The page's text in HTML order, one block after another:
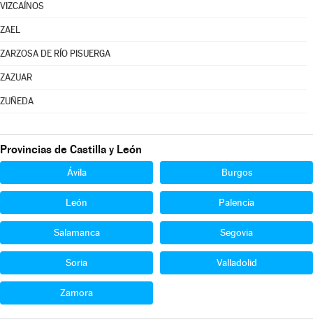
VIZCAÍNOS
ZAEL
ZARZOSA DE RÍO PISUERGA
ZAZUAR
ZUÑEDA
Provincias de Castilla y León
Ávila Burgos
León Palencia
Salamanca Segovia
Soria Valladolid
Zamora